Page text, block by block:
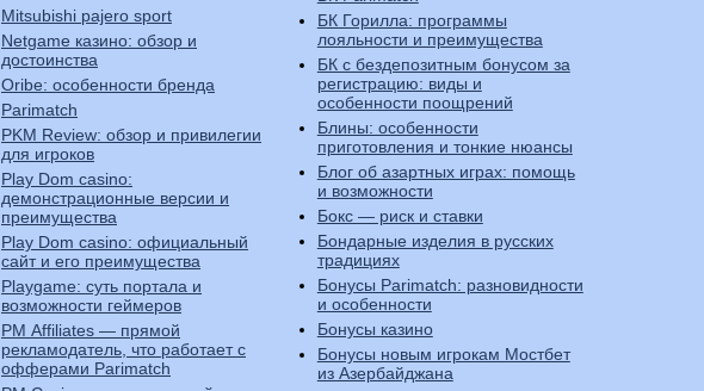
Mitsubishi pajero sport
Netgame казино: обзор и
достоинства
Oribe: особенности бренда
Parimatch
PKM Review: обзор и привилегии
для игроков
Play Dom casino:
демонстрационные версии и
преимущества
Play Dom casino: официальный
сайт и его преимущества
Playgame: суть портала и
возможности геймеров
PM Affiliates — прямой
рекламодатель, что работает с
офферами Parimatch
БК Горилла: программы
лояльности и преимущества
БК с бездепозитным бонусом за
регистрацию: виды и
особенности поощрений
Блины: особенности
приготовления и тонкие нюансы
Блог об азартных играх: помощь
и возможности
Бокс — риск и ставки
Бондарные изделия в русских
традициях
Бонусы Parimatch: разновидности
и особенности
Бонусы казино
Бонусы новым игрокам Мостбет
из Азербайджана